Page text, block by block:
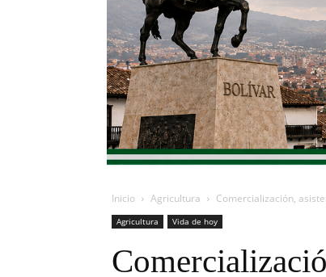
Inicio Agricultura Comercialización,
Agricultura Vida de hoy